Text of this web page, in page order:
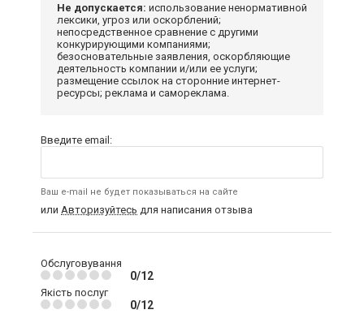
Не допускается: использование ненормативной
лексики, угроз или оскорблений;
непосредственное сравнение с другими
конкурирующими компаниями;
безосновательные заявления, оскорбляющие
деятельность компании и/или ее услуги;
размещение ссылок на сторонние интернет-
ресурсы; реклама и самореклама.
Введите email:
Ваш e-mail не будет показываться на сайте
или Авторизуйтесь для написания отзыва
Обслуговування
0/12
Якість послуг
0/12